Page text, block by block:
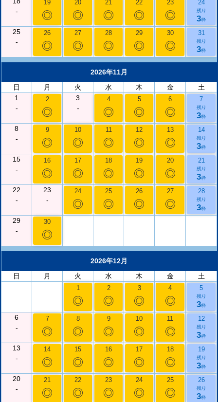
-
19
◎
20
◎
21
◎
22
◎
23
◎
24
残り
3枠
25
-
26
◎
27
◎
28
◎
29
◎
30
◎
31
残り
3枠
2026年11月
日
月 火 水 木 金
土
1
-
2
◎
3
-
4
◎
5
◎
6
◎
7
残り
3枠
8
-
9
◎
10
◎
11
◎
12
◎
13
◎
14
残り
3枠
15
-
16
◎
17
◎
18
◎
19
◎
20
◎
21
残り
3枠
22
-
23
-
24
◎
25
◎
26
◎
27
◎
28
残り
3枠
29
-
30
◎
2026年12月
日
月 火 水 木 金 土
1
◎
2
◎
3
◎
4
◎
5
残り
3枠
6
-
7
◎
8
◎
9
◎
10
◎
11
◎
12
残り
3枠
13
-
14
◎
15
◎
16
◎
17
◎
18
◎
19
残り
3枠
20
-
21
◎
22
◎
23
◎
24
◎
25
◎
26
残り
3枠